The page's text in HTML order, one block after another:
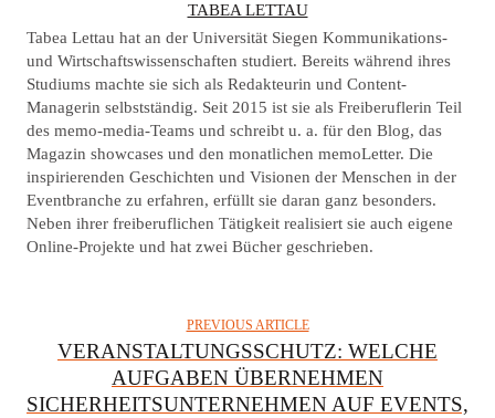
U
T
H
O
R
TABEA LETTAU
Tabea Lettau hat an der Universität Siegen Kommunikations-
und Wirtschaftswissenschaften studiert. Bereits während ihres
Studiums machte sie sich als Redakteurin und Content-
Managerin selbstständig. Seit 2015 ist sie als Freiberuflerin Teil
des memo-media-Teams und schreibt u. a. für den Blog, das
Magazin showcases und den monatlichen memoLetter. Die
inspirierenden Geschichten und Visionen der Menschen in der
Eventbranche zu erfahren, erfüllt sie daran ganz besonders.
Neben ihrer freiberuflichen Tätigkeit realisiert sie auch eigene
Online-Projekte und hat zwei Bücher geschrieben.
PREVIOUS ARTICLE
VERANSTALTUNGSSCHUTZ: WELCHE
AUFGABEN ÜBERNEHMEN
SICHERHEITSUNTERNEHMEN AUF EVENTS,